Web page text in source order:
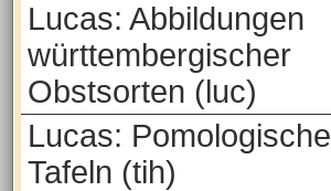
Lucas: Abbildungen
württembergischer
Obstsorten (luc)
Lucas: Pomologische
Tafeln (tih)